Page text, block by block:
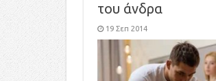
του άνδρα
19 Σεπ 2014